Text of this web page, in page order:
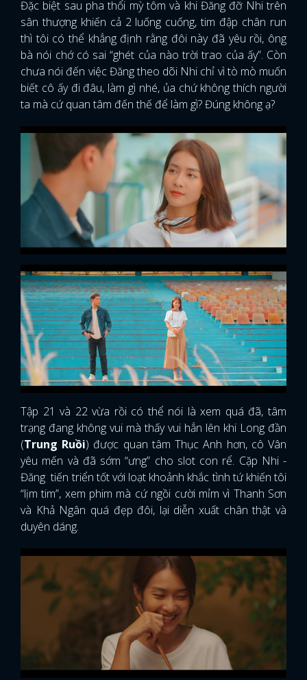
Đặc biệt sau pha thổi mỳ tôm và khi Đăng đỡ Nhi trên
sân thượng khiến cả 2 luống cuống, tim đập chân run
thì tôi có thể khẳng định rằng đôi này đã yêu rồi, ông
bà nói chớ có sai “ghét của nào trời trao của ấy”. Còn
chưa nói đến việc Đăng theo dõi Nhi chỉ vì tò mò muốn
biết cô ấy đi đâu, làm gì nhé, ủa chứ không thích người
ta mà cứ quan tâm đến thế để làm gì? Đúng không ạ?
Tập 21 và 22 vừa rồi có thể nói là xem quá đã, tâm
trạng đang không vui mà thấy vui hẳn lên khi Long đần
(Trung Ruồi) được quan tâm Thục Anh hơn, cô Vân
yêu mến và đã sớm “ưng” cho slot con rể. Cặp Nhi -
Đăng tiến triển tốt với loạt khoảnh khắc tình tứ khiến tôi
“lịm tim”, xem phim mà cứ ngồi cười mỉm vì Thanh Sơn
và Khả Ngân quá đẹp đôi, lại diễn xuất chân thật và
duyên dáng.